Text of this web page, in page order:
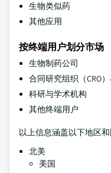
生物类似药
其他应用
按终端用户划分市场
生物制药公司
合同研究组织（CRO
科研与学术机构
其他终端用户
以上信息涵盖以下地区和
北美
美国